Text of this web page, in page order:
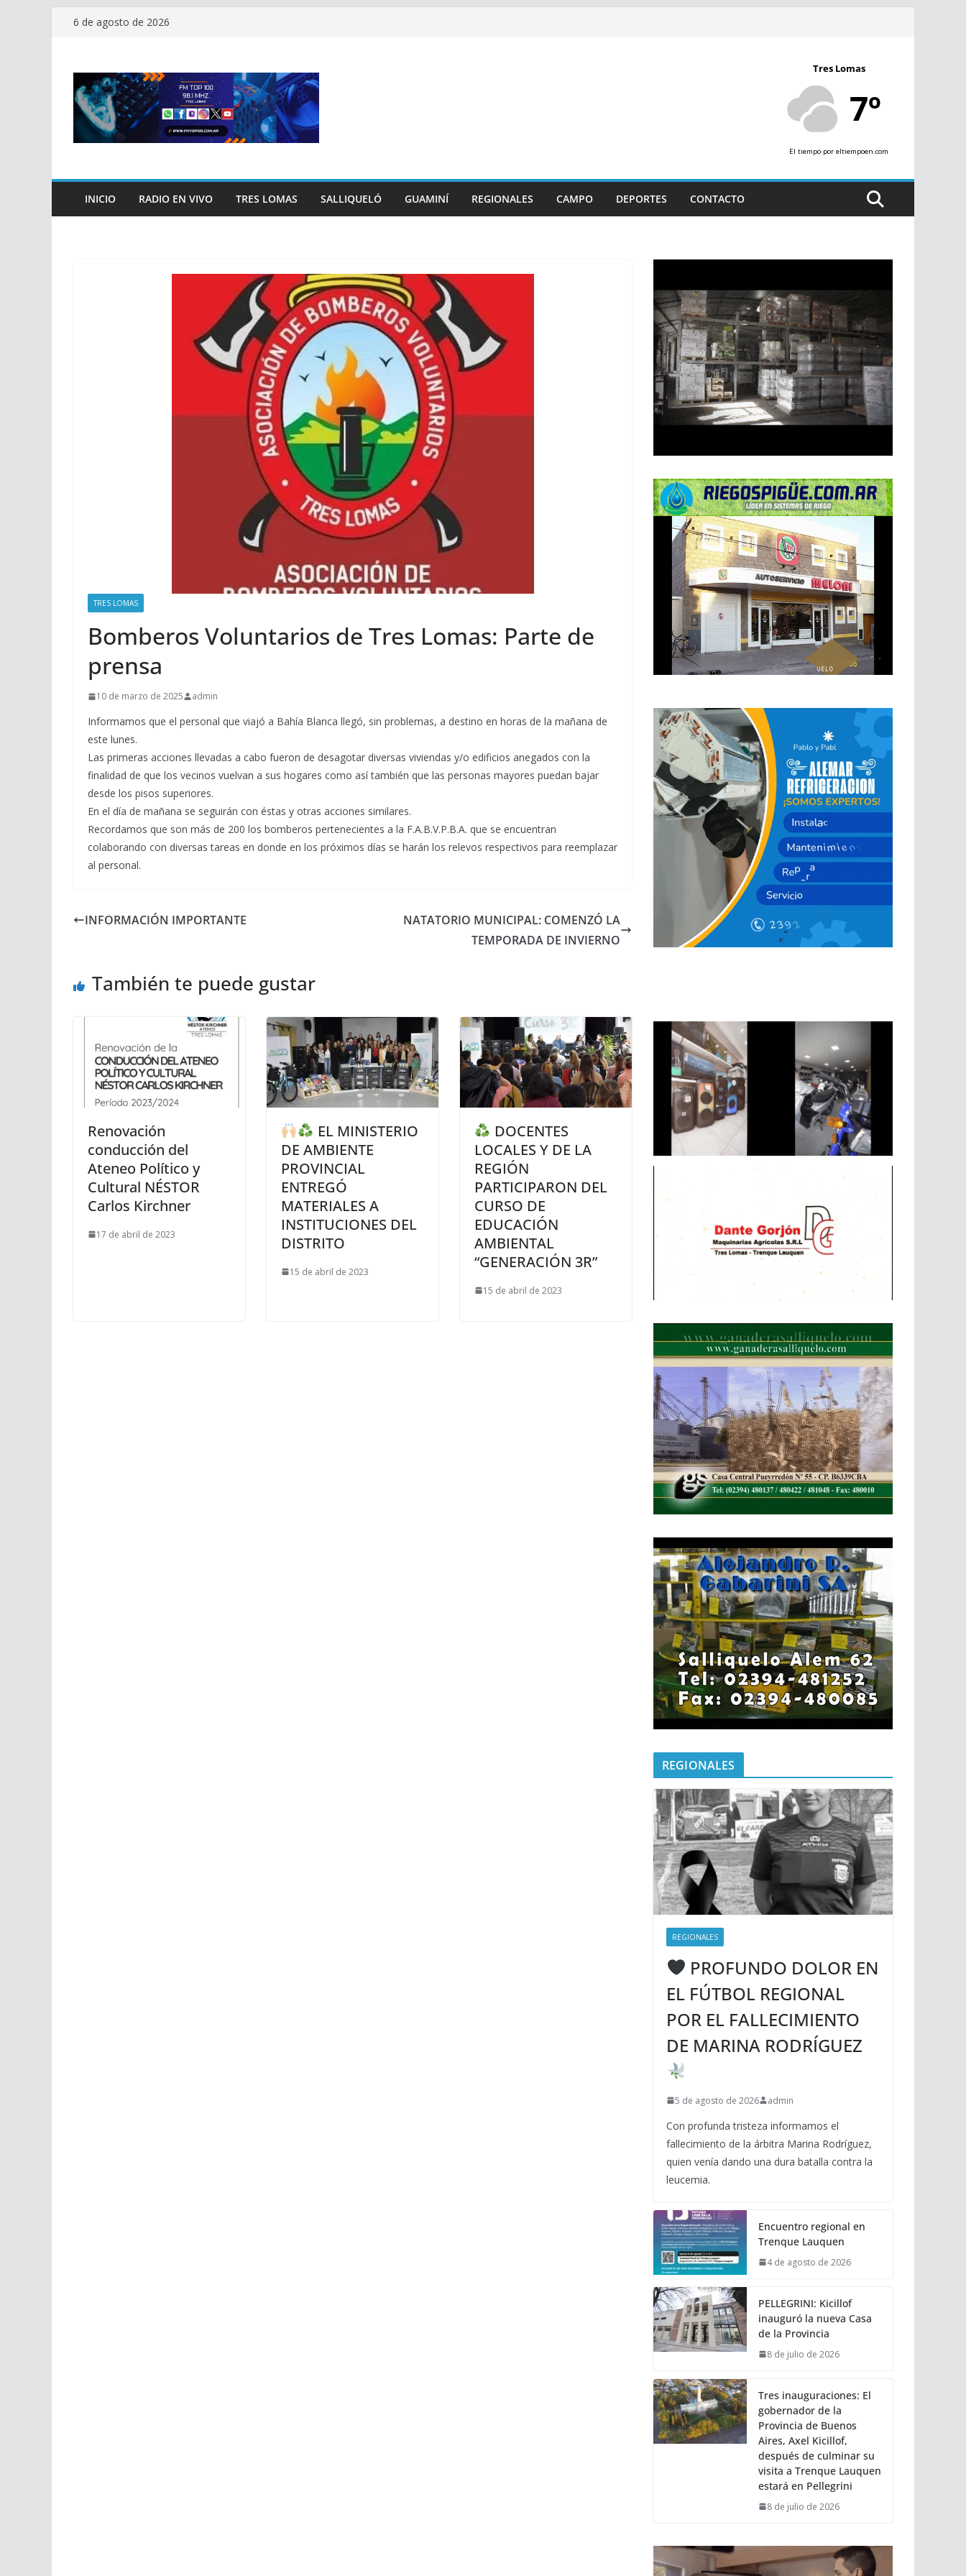
Saltar6 de agosto de 2026
Tres Lomas
7º
El tiempo por eltiempoen.com
INICIO RADIO EN VIVO TRES LOMAS SALLIQUELÓ GUAMINÍ REGIONALES CAMPO DEPORTES CONTACTO
TRES LOMAS
Bomberos Voluntarios de Tres Lomas: Parte de
prensa
10 de marzo de 2025 admin
Informamos que el personal que viajó a Bahía Blanca llegó, sin problemas, a destino en horas de la mañana de
este lunes.
Las primeras acciones llevadas a cabo fueron de desagotar diversas viviendas y/o edificios anegados con la
finalidad de que los vecinos vuelvan a sus hogares como así también que las personas mayores puedan bajar
desde los pisos superiores.
En el día de mañana se seguirán con éstas y otras acciones similares.
Recordamos que son más de 200 los bomberos pertenecientes a la F.A.B.V.P.B.A. que se encuentran
colaborando con diversas tareas en donde en los próximos días se harán los relevos respectivos para reemplazar
al personal.
INFORMACIÓN IMPORTANTE
NATATORIO MUNICIPAL: COMENZÓ LA
TEMPORADA DE INVIERNO
También te puede gustar
Renovación
conducción del
Ateneo Político y
Cultural NÉSTOR
Carlos Kirchner
17 de abril de 2023
EL MINISTERIO
DE AMBIENTE
PROVINCIAL
ENTREGÓ
MATERIALES A
INSTITUCIONES DEL
DISTRITO
15 de abril de 2023
DOCENTES
LOCALES Y DE LA
REGIÓN
PARTICIPARON DEL
CURSO DE
EDUCACIÓN
AMBIENTAL
“GENERACIÓN 3R”
15 de abril de 2023
REGIONALES
REGIONALES
PROFUNDO DOLOR EN
EL FÚTBOL REGIONAL
POR EL FALLECIMIENTO
DE MARINA RODRÍGUEZ
5 de agosto de 2026 admin
Con profunda tristeza informamos el
fallecimiento de la árbitra Marina Rodríguez,
quien venía dando una dura batalla contra la
leucemia.
Encuentro regional en
Trenque Lauquen
4 de agosto de 2026
PELLEGRINI: Kicillof
inauguró la nueva Casa
de la Provincia
8 de julio de 2026
Tres inauguraciones: El
gobernador de la
Provincia de Buenos
Aires, Axel Kicillof,
después de culminar su
visita a Trenque Lauquen
estará en Pellegrini
8 de julio de 2026